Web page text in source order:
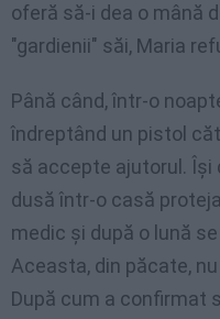
oferă să-i dea o mână
"gardienii" săi, Maria
Până când, într-o
îndreptând un pistol
să accepte ajutorul.
dusă într-o casă
medic şi după o lună
Aceasta, din păcate,
După cum a confirmat